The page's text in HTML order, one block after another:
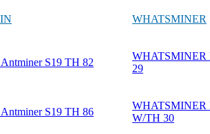
WHATSMINER
S19 TH 82
WHATSMINER
29
S19 TH 86
WHATSMINER
W/TH 30